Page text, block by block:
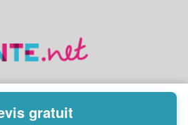
byPlus que pro
gratuit